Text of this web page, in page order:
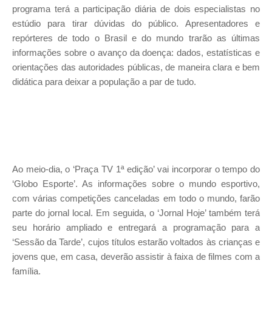
programa terá a participação diária de dois especialistas no
estúdio para tirar dúvidas do público. Apresentadores e
repórteres de todo o Brasil e do mundo trarão as últimas
informações sobre o avanço da doença: dados, estatísticas e
orientações das autoridades públicas, de maneira clara e bem
didática para deixar a população a par de tudo.
Ao meio-dia, o ‘Praça TV 1ª edição’ vai incorporar o tempo do
‘Globo Esporte’. As informações sobre o mundo esportivo,
com várias competições canceladas em todo o mundo, farão
parte do jornal local. Em seguida, o ‘Jornal Hoje’ também terá
seu horário ampliado e entregará a programação para a
‘Sessão da Tarde’, cujos títulos estarão voltados às crianças e
jovens que, em casa, deverão assistir à faixa de filmes com a
família.